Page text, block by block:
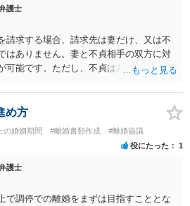
護士
請求する場合、請求先は妻だけ、又は不
はありません。妻と不貞相手の双方に対
可能です。ただし、不貞は共同不法行為
り、「双方に請求はできるが、同じ損害
できない」という理解が正確です。
め方
の婚姻期間 #離婚書類作成 #離婚協議
役にたった 1
護士
で調停での離婚をまずは目指すこととな